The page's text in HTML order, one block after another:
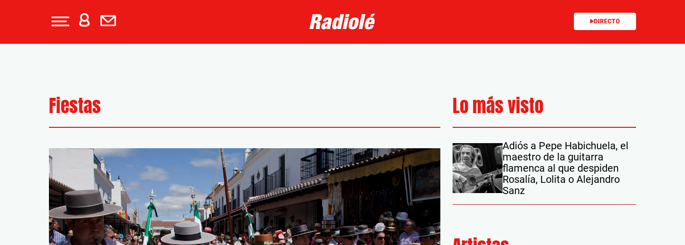
DIRECTO
Fiestas Lo más visto
Adiós a Pepe Habichuela, el
maestro de la guitarra
flamenca al que despiden
Rosalía, Lolita o Alejandro
Sanz